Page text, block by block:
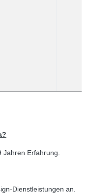
Erfahrung.
Dienstleistungen an.